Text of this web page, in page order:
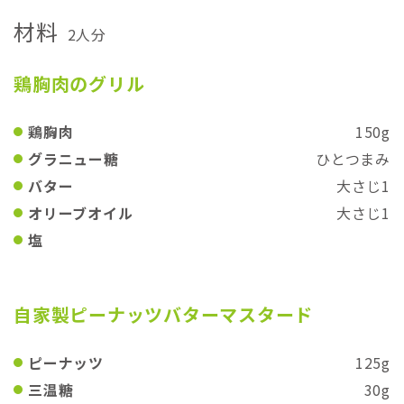
材料 2人分
鶏胸肉のグリル
鶏胸肉
150g
グラニュー糖
ひとつまみ
バター
大さじ1
オリーブオイル
大さじ1
塩
自家製ピーナッツバターマスタード
ピーナッツ
125g
三温糖
30g